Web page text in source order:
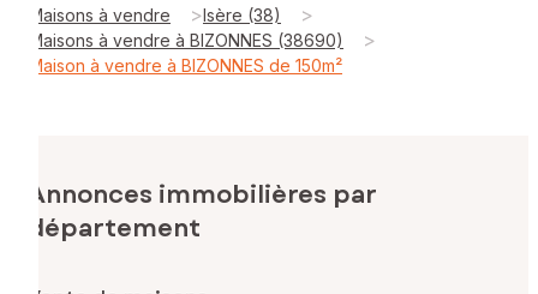
Maisons à vendre >Isère (38) >
Maisons à vendre à BIZONNES (38690) >
Maison à vendre à BIZONNES de 150m²
Annonces immobilières par
département